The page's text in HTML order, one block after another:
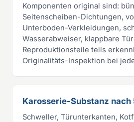
Komponenten original sind:
Seitenscheiben-Dichtungen,
Unterboden-Verkleidungen,
Wasserabweiser, klappbare
Reproduktionsteile teils
Originalitäts-Inspektion bei
Karosserie-Substanz nach
Schweller, Türunterkanten,